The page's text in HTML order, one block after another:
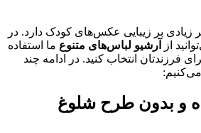
زیادی بر زیبایی عکس‌های کودک دارد. در
از آرشیو لباس‌های متنوع ما استفاده
فرزندتان انتخاب کنید. در ادامه چند
و بدون طرح شلوغ